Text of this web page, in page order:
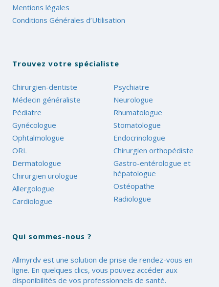
Mentions légales
Conditions Générales d’Utilisation
Trouvez votre spécialiste
Chirurgien-dentiste
Médecin généraliste
Pédiatre
Gynécologue
Ophtalmologue
ORL
Dermatologue
Chirurgien urologue
Allergologue
Cardiologue
Psychiatre
Neurologue
Rhumatologue
Stomatologue
Endocrinologue
Chirurgien orthopédiste
Gastro-entérologue et
hépatologue
Ostéopathe
Radiologue
Qui sommes-nous ?
Allmyrdv est une solution de prise de rendez-vous en
ligne. En quelques clics, vous pouvez accéder aux
disponibilités de vos professionnels de santé.